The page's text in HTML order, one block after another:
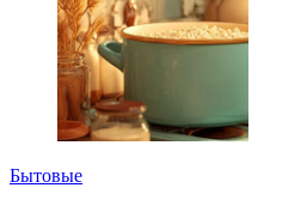
Бытовые